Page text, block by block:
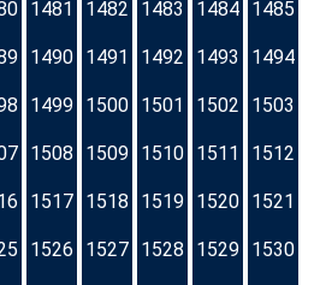
1481 1482 1483 1484 1485
1490 1491 1492 1493 1494
1499 1500 1501 1502 1503
1508 1509 1510 1511 1512
1517 1518 1519 1520 1521
1526 1527 1528 1529 1530